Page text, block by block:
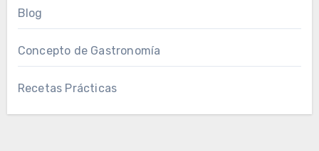
Blog
Concepto de Gastronomía
Recetas Prácticas